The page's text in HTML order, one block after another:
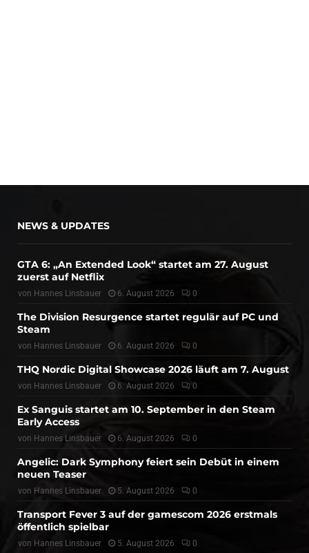
NEWS & UPDATES
GTA 6: „An Extended Look“ startet am 27. August
zuerst auf Netflix
von Hannes Linsbauer 6. August 2026 0
The Division Resurgence startet regulär auf PC und
Steam
von Hannes Linsbauer 6. August 2026 0
THQ Nordic Digital Showcase 2026 läuft am 7. August
von Hannes Linsbauer 6. August 2026 0
Ex Sanguis startet am 10. September in den Steam
Early Access
von Hannes Linsbauer 6. August 2026 0
Angelic: Dark Symphony feiert sein Debüt in einem
neuen Teaser
von Hannes Linsbauer 5. August 2026 0
Transport Fever 3 auf der gamescom 2026 erstmals
öffentlich spielbar
von Hannes Linsbauer 5. August 2026 0